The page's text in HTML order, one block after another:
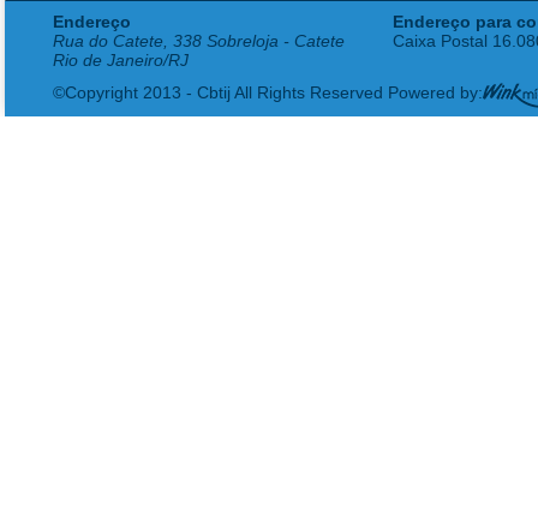
Endereço
Rua do Catete, 338 Sobreloja - Catete
Rio de Janeiro/RJ
Endereço para
Caixa Postal
©Copyright 2013 - Cbtij All Rights Reserved Powered by: